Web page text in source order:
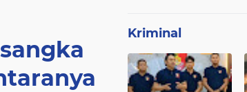
Kriminal